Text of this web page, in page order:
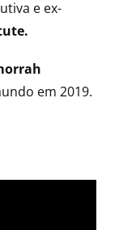
e ex-
em 2019.